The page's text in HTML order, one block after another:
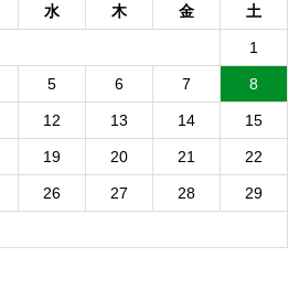
水 木 金 土
1
5 6 7 8
12 13 14 15
19 20 21 22
26 27 28 29